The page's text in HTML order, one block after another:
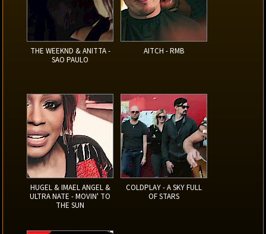
THE WEEKND & ANITTA -
SAO PAULO
AITCH - RMB
HUGEL & IMAEL ANGEL &
ULTRA NATE - MOVIN' TO
THE SUN
COLDPLAY - A SKY FULL
OF STARS